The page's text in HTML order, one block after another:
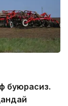
буюрасиз.